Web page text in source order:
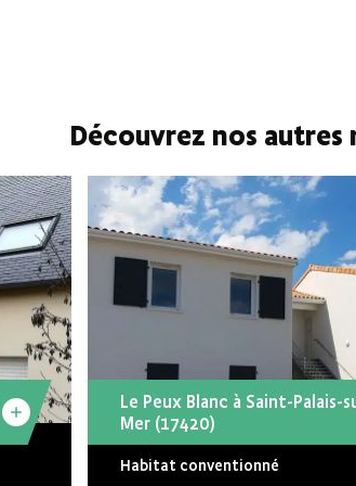
Découvrez nos autres
Le Peux Blanc à Saint-Palais-
Mer (17420)
Habitat conventionné